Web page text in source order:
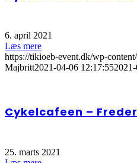
6. april 2021
Læs mere
https://tikioeb-event.dk/wp-
Majbritt2021-04-06 12:17:55
Cykelcafeen –
25. marts 2021